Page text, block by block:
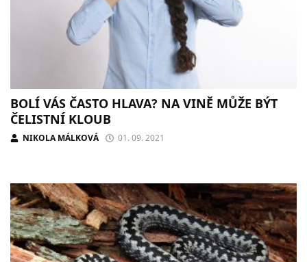
BOLÍ VÁS ČASTO HLAVA? NA VINĚ MŮŽE BÝT
ČELISTNÍ KLOUB
NIKOLA MÁLKOVÁ 01. 09. 2021